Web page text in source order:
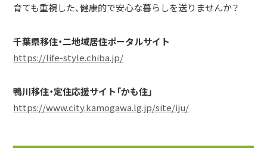
育ても重視した、健康的で安心な暮らしを送りませんか？
千葉県移住・二地域居住ポータルサイト
https://life-style.chiba.jp/
鴨川移住・定住応援サイト「かも住」
https://www.city.kamogawa.lg.jp/site/iju/